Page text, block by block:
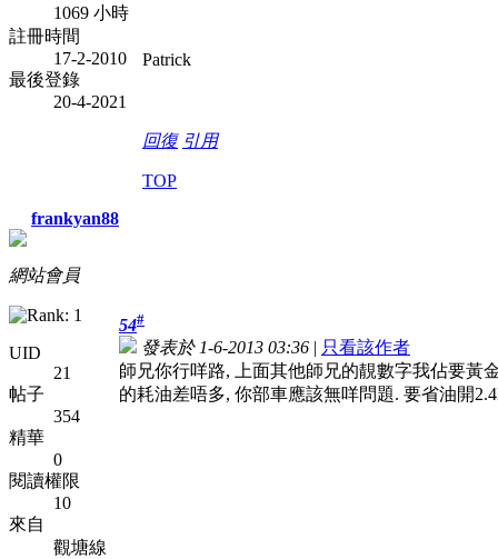
1069 小時
註冊時間
17-2-2010
最後登錄
20-4-2021
Patrick
回復 引用
TOP
frankyan88
網站會員
UID
21
帖子
354
精華
0
閱讀權限
10
來自
觀塘線
54#
發表於 1-6-2013 03:36 | 只看該作者
師兄你行咩路, 上面其他師兄的靚數字我佔要黃
的耗油差唔多, 你部車應該無咩問題. 要省油開